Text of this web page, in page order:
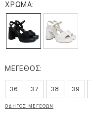
ΧΡΩΜΑ:
ΜΕΓΕΘΟΣ:
36 37 38 39
ΟΔΗΓΟΣ ΜΕΓΕΘΩΝ